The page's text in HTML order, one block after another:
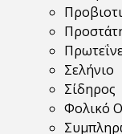
Σελήνιο
Σίδηρος
Φολικό